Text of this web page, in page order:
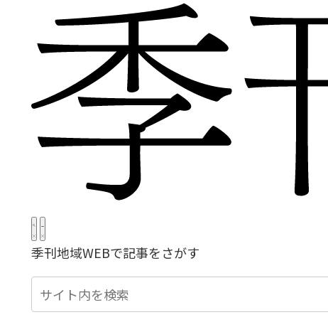
季刊地域WEBで記事をさがす